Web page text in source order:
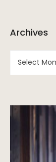
Archives